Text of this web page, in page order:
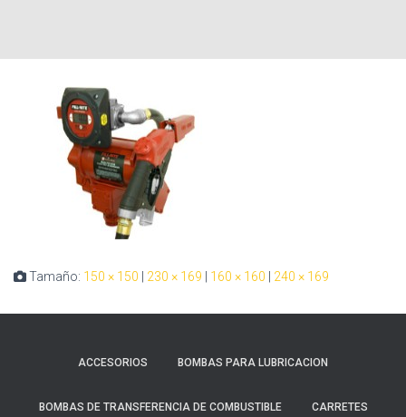
Tamaño: 150 × 150 230 × 169 160 × 160 240 × 169
ACCESORIOS BOMBAS PARA LUBRICACION
BOMBAS DE TRANSFERENCIA DE COMBUSTIBLE CARRETES